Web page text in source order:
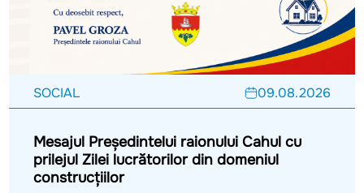
SOCIAL 09.08.2026
Mesajul Președintelui raionului Cahul cu
prilejul Zilei lucrătorilor din domeniul
construcțiilor